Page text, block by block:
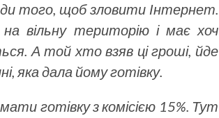
того, щоб зловити Інтернет.
вільну територію і має хоч
А той хто взяв ці гроші, йде
яка дала йому готівку.
готівку з комісією 15%. Тут